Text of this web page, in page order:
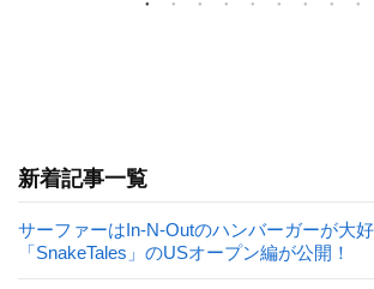
新着記事一覧
サーファーはIn-N-Outのハンバーガーが大
「SnakeTales」のUSオープン編が公開！